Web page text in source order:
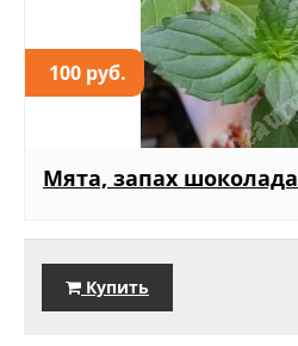
100 руб.
Мята, запах шоколада
Купить